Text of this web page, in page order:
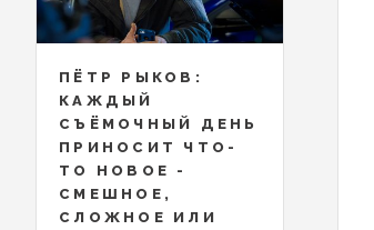
ПЁТР РЫКОВ:
КАЖДЫЙ
СЪЁМОЧНЫЙ ДЕНЬ
ПРИНОСИТ ЧТО-
ТО НОВОЕ -
СМЕШНОЕ,
СЛОЖНОЕ ИЛИ